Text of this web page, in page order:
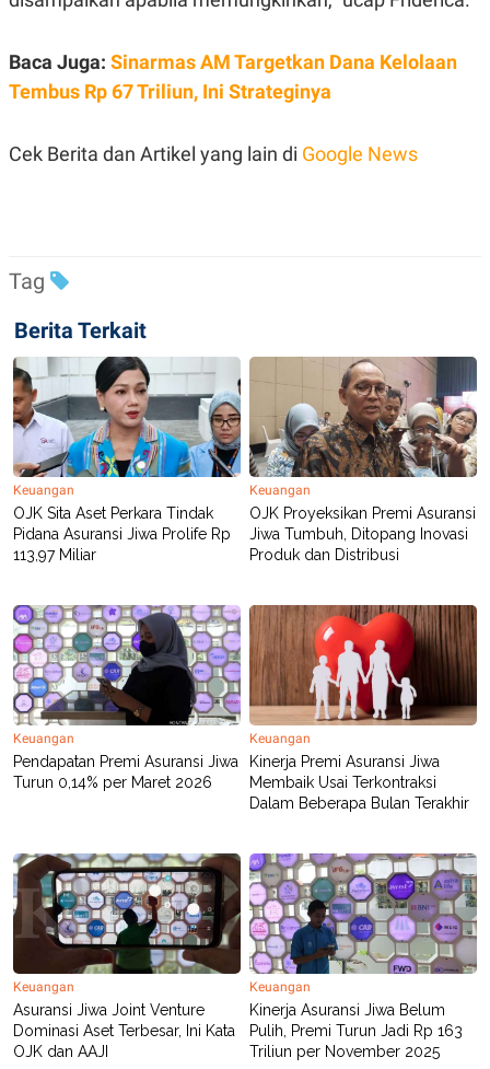
Baca Juga: Sinarmas AM Targetkan Dana Kelolaan
Tembus Rp 67 Triliun, Ini Strateginya
Cek Berita dan Artikel yang lain di Google News
Tag
Berita Terkait
Keuangan
OJK Sita Aset Perkara Tindak
Pidana Asuransi Jiwa Prolife Rp
113,97 Miliar
Keuangan
OJK Proyeksikan Premi Asuransi
Jiwa Tumbuh, Ditopang Inovasi
Produk dan Distribusi
Keuangan
Pendapatan Premi Asuransi Jiwa
Turun 0,14% per Maret 2026
Keuangan
Kinerja Premi Asuransi Jiwa
Membaik Usai Terkontraksi
Dalam Beberapa Bulan Terakhir
Keuangan
Asuransi Jiwa Joint Venture
Dominasi Aset Terbesar, Ini Kata
OJK dan AAJI
Keuangan
Kinerja Asuransi Jiwa Belum
Pulih, Premi Turun Jadi Rp 163
Triliun per November 2025